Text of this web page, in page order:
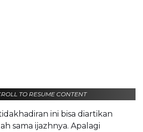
TO RESUME CONTENT
ini bisa diartikan
sama ijazhnya. Apalagi